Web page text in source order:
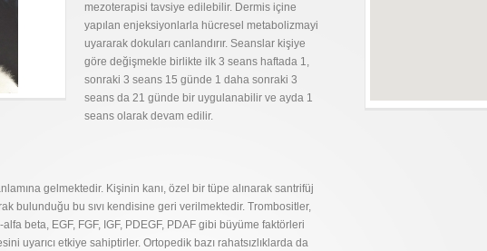
mezoterapisi tavsiye edilebilir. Dermis içine
yapılan enjeksiyonlarla hücresel metabolizmayi
uyararak dokuları canlandırır. Seanslar kişiye
göre değişmekle birlikte ilk 3 seans haftada 1,
sonraki 3 seans 15 günde 1 daha sonraki 3
seans da 21 günde bir uygulanabilir ve ayda 1
seans olarak devam edilir.
gelmektedir. Kişinin kanı, özel bir tüpe alınarak santrifüj
bulunduğu bu sıvı kendisine geri verilmektedir. Trombositler,
beta, EGF, FGF, IGF, PDEGF, PDAF gibi büyüme faktörleri
uyarıcı etkiye sahiptirler. Ortopedik bazı rahatsızlıklarda da